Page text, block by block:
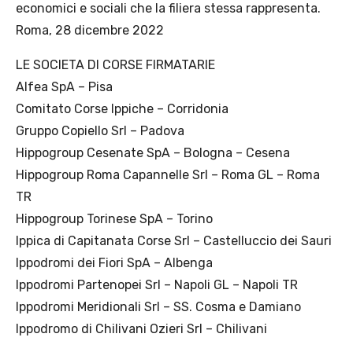
economici e sociali che la filiera stessa rappresenta.
Roma, 28 dicembre 2022
LE SOCIETA DI CORSE FIRMATARIE
Alfea SpA – Pisa
Comitato Corse Ippiche – Corridonia
Gruppo Copiello Srl – Padova
Hippogroup Cesenate SpA – Bologna – Cesena
Hippogroup Roma Capannelle Srl – Roma GL – Roma
TR
Hippogroup Torinese SpA – Torino
Ippica di Capitanata Corse Srl – Castelluccio dei Sauri
Ippodromi dei Fiori SpA – Albenga
Ippodromi Partenopei Srl – Napoli GL – Napoli TR
Ippodromi Meridionali Srl – SS. Cosma e Damiano
Ippodromo di Chilivani Ozieri Srl – Chilivani